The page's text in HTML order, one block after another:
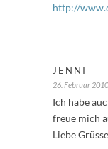
http://
JENNI
26. Februar
Ich habe
freue mich
Liebe Grüsse